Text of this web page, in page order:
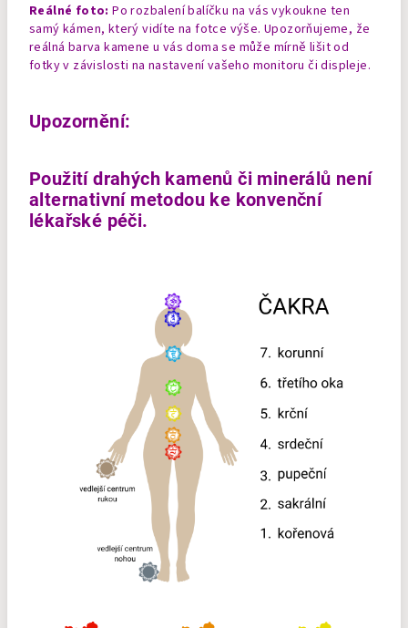
Reálné foto: Po rozbalení balíčku na vás vykoukne ten
samý kámen, který vidíte na fotce výše. Upozorňujeme, že
reálná barva kamene u vás doma se může mírně lišit od
fotky v závislosti na nastavení vašeho monitoru či displeje.
Upozornění:
Použití drahých kamenů či minerálů není
alternativní metodou ke konvenční
lékařské péči.